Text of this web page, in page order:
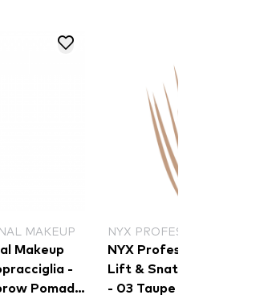
MAKEUP
Makeup
-
Pomade
NYX PROFESSIONAL
NYX Professional
Lift & Snatch! Brow Tint
- 03 Taupe (LAS03)